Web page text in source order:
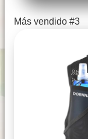
Más vendido #3